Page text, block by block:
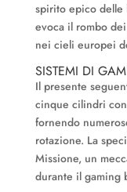
spirito epico delle
evoca il rombo
nei cieli europei
SISTEMI DI
Il presente
cinque cilindri
fornendo
rotazione. La
Missione, un
durante il gaming